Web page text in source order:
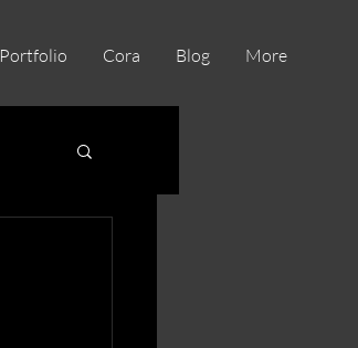
Portfolio Cora Blog More